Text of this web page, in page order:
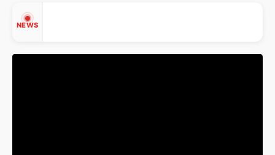
NEWS
中信慈善基金會想增加董事人數！辜仲諒向法院聲請遭
駁 理由曝光
故宮《龍藏經》特展第2檔！今線上預約開賣一度塞車